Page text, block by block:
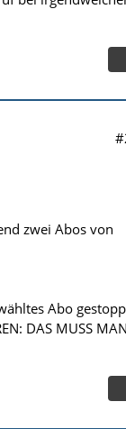
zwei Abos von
Abo
DAS MUSS